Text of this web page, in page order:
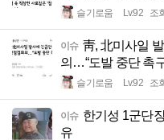
슬기로움 Lv.92 조
이슈 靑, 北미사일
의…“도발 중단 촉
슬기로움 Lv.92 조
이슈 한기성 1군단
유